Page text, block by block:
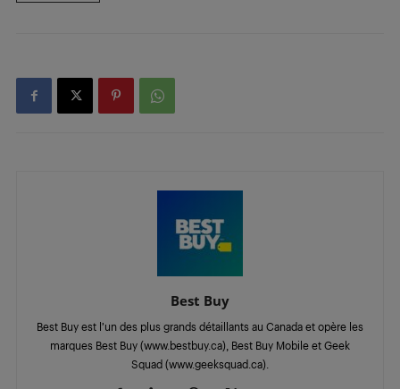
Best Buy
Best Buy est l’un des plus grands détaillants au Canada et opère les
marques Best Buy (www.bestbuy.ca), Best Buy Mobile et Geek
Squad (www.geeksquad.ca).